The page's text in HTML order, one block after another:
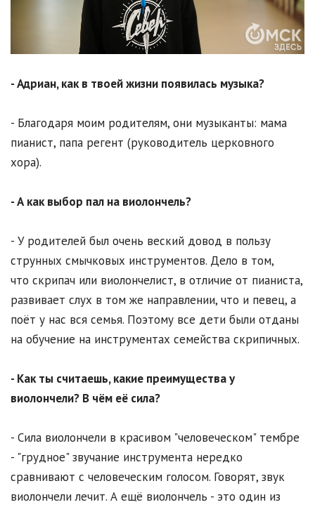
- Адриан, как в твоей жизни появилась музыка?
- Благодаря моим родителям, они музыканты: мама
пианист, папа регент (руководитель церковного
хора).
- А как выбор пал на виолончель?
- У родителей был очень веский довод в пользу
струнных смычковых инструментов. Дело в том,
что скрипач или виолончелист, в отличие от пианиста,
развивает слух в том же направлении, что и певец, а
поёт у нас вся семья. Поэтому все дети были отданы
на обучение на инструментах семейства скрипичных.
- Как ты считаешь, какие преимущества у
виолончели? В чём её сила?
- Сила виолончели в красивом "человеческом" тембре
- "грудное" звучание инструмента нередко
сравнивают с человеческим голосом. Говорят, звук
виолончели лечит. А ещё виолончель - это один из